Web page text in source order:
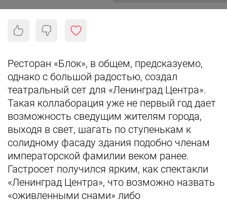
Ресторан «Блок», в общем, предсказуемо,
однако с большой радостью, создал
театральный сет для «Ленинград Центра».
Такая коллаборация уже не первый год дает
возможность сведущим жителям города,
выходя в свет, шагать по ступенькам к
солидному фасаду здания подобно членам
императорской фамилии веком ранее.
Гастросет получился ярким, как спектакли
«Ленинград Центра», что возможно назвать
«оживленными снами» либо